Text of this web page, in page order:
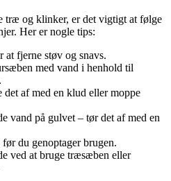
træ og klinker, er det vigtigt at følge
Her er nogle tips:
at fjerne støv og snavs.
med vand i henhold til
af med en klud eller moppe
vand på gulvet – tør det af med en
du genoptager brugen.
ved at bruge træsæben eller